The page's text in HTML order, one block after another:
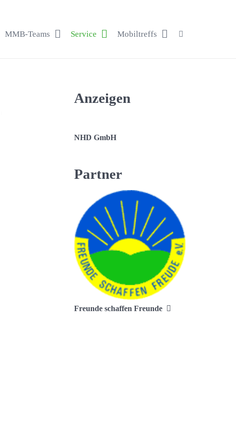
MMB-Teams Service Mobiltreffs
Anzeigen
NHD GmbH
Partner
Freunde schaffen Freunde